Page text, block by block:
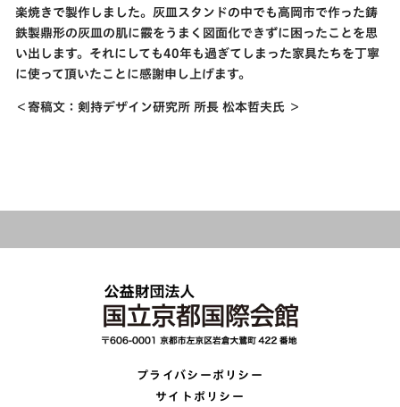
楽焼きで製作しました。灰皿スタンドの中でも高岡市で作った鋳
鉄製鼎形の灰皿の肌に霰をうまく図面化できずに困ったことを思
い出します。それにしても40年も過ぎてしまった家具たちを丁寧
に使って頂いたことに感謝申し上げます。
＜寄稿文：剣持デザイン研究所 所長 松本哲夫氏 ＞
プライバシーポリシー
サイトポリシー